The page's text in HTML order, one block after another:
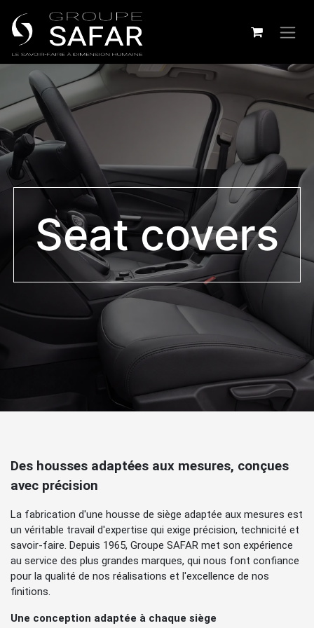
Seat covers
Des housses adaptées aux mesures, conçues
avec précision
La fabrication d'une housse de siège adaptée aux mesures est
un véritable travail d'expertise qui exige précision, technicité et
savoir-faire. Depuis 1965, Groupe SAFAR met son expérience
au service des plus grandes marques, qui nous font confiance
pour la qualité de nos réalisations et l'excellence de nos
finitions.
Une conception adaptée à chaque siège